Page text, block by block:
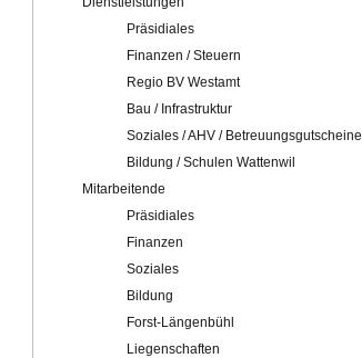
Präsidiales
Finanzen / Steuern
Regio BV Westamt
Bau / Infrastruktur
Soziales / AHV / Betreuungsgutscheine
Bildung / Schulen Wattenwil
Mitarbeitende
Präsidiales
Finanzen
Soziales
Bildung
Forst-Längenbühl
Liegenschaften